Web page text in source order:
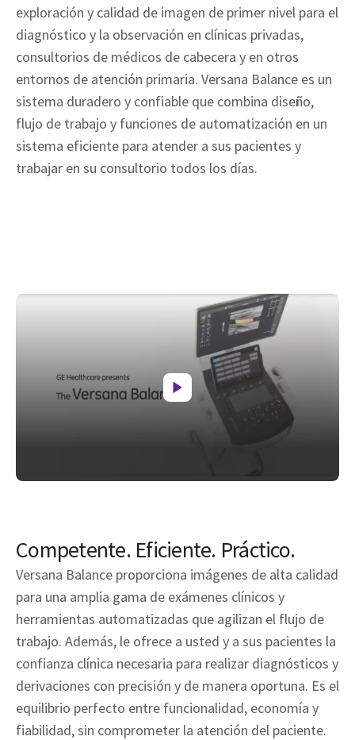
exploración y calidad de imagen de primer nivel para el
diagnóstico y la observación en clínicas privadas,
consultorios de médicos de cabecera y en otros
entornos de atención primaria. Versana Balance es un
sistema duradero y confiable que combina diseño,
flujo de trabajo y funciones de automatización en un
sistema eficiente para atender a sus pacientes y
trabajar en su consultorio todos los días.
Competente. Eficiente. Práctico.
Versana Balance proporciona imágenes de alta calidad
para una amplia gama de exámenes clínicos y
herramientas automatizadas que agilizan el flujo de
trabajo. Además, le ofrece a usted y a sus pacientes la
confianza clínica necesaria para realizar diagnósticos y
derivaciones con precisión y de manera oportuna. Es el
equilibrio perfecto entre funcionalidad, economía y
fiabilidad, sin comprometer la atención del paciente.